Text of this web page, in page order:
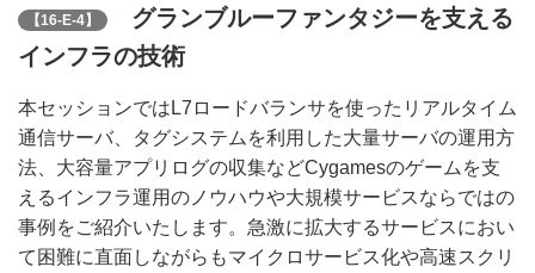
【16-E-4】
グランブルーファンタジーを支える
インフラの技術
本セッションではL7ロードバランサを使ったリアルタイム
通信サーバ、タグシステムを利用した大量サーバの運用方
法、大容量アプリログの収集などCygamesのゲームを支
えるインフラ運用のノウハウや大規模サービスならではの
事例をご紹介いたします。急激に拡大するサービスにおい
て困難に直面しながらもマイクロサービス化や高速スクリ